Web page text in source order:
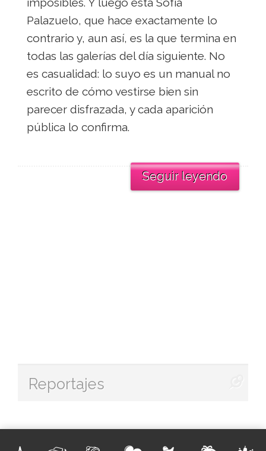
Palazuelo, que hace exactamente lo
contrario y, aun así, es la que termina en
todas las galerías del día siguiente. No
es casualidad: lo suyo es un manual no
escrito de cómo vestirse bien sin
parecer disfrazada, y cada aparición
pública lo confirma.
Seguir leyendo
Reportajes